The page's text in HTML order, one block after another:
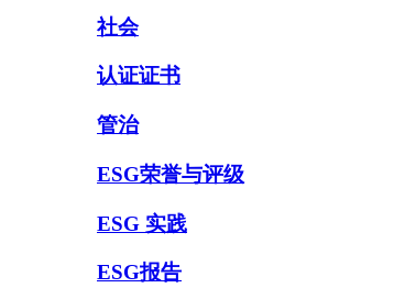
社会
认证证书
管治
ESG荣誉与评级
ESG 实践
ESG报告